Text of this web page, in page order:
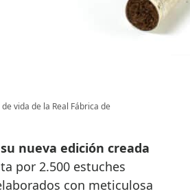
vida de la Real Fábrica de
su nueva edición creada
por 2.500 estuches
con meticulosa